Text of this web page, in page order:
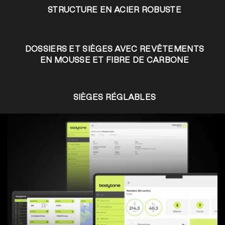
STRUCTURE EN ACIER ROBUSTE
DOSSIERS ET SIÈGES AVEC REVÊTEMENTS
EN MOUSSE ET FIBRE DE CARBONE
SIÈGES RÉGLABLES